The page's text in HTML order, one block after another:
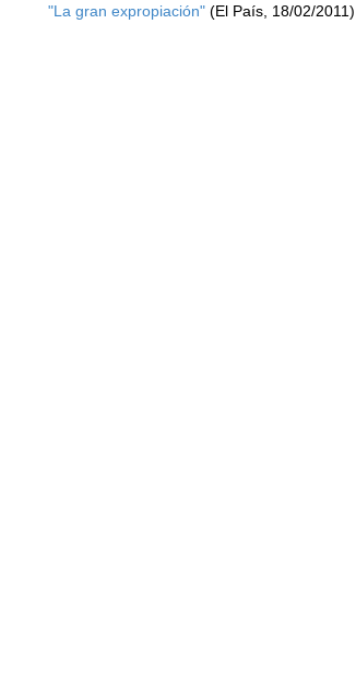
"La gran expropiación" (El País, 18/02/2011)